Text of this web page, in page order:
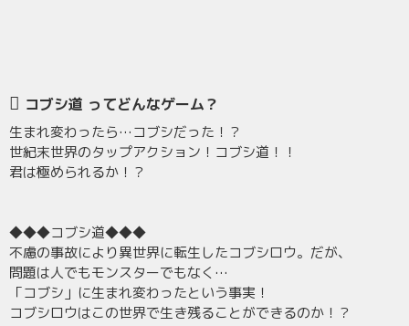
コブシ道 ってどんなゲーム？
生まれ変わったら…コブシだった！？
世紀末世界のタップアクション！コブシ道！！
君は極められるか！？
◆◆◆コブシ道◆◆◆
不慮の事故により異世界に転生したコブシロウ。だが、
問題は人でもモンスターでもなく…
「コブシ」に生まれ変わったという事実！
コブシロウはこの世界で生き残ることができるのか！？